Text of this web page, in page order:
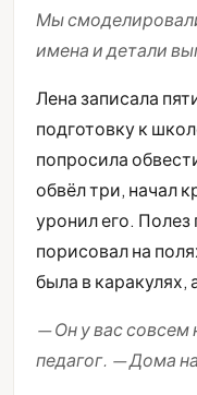
Мы
имена и детали
Лена записала
подготовку к
попросила
обвёл три, начал
уронил его. Полез
порисовал на
была в каракулях,
— Он у вас совсем
педагог. — Дома